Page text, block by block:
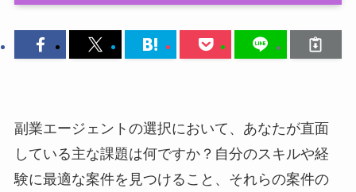
副業エージェントの選択において、あなたが直面
している主な課題は何ですか？自分のスキルや経
験に最適な案件を見つけること、それらの案件の